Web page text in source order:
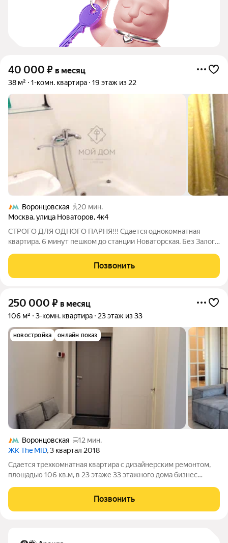
40 000 ₽ в месяц
38 м² 1-комн. квартира 19 этаж из 22
Воронцовская
20 мин.
Москва,улица Новаторов,4к4
СТРОГО ДЛЯ ОДНОГО ПАРНЯ!!! Сдается однокомнатная
квартира. 6 минут пешком до станции Новаторская. Без Залога.
длительный срок. Хорошее расположение, большая кухня. На
кухне холодильник,СВЧ,
Позвонить
250 000 ₽ в месяц
106 м² 3-комн. квартира 23 этаж из 33
новостройка онлайн показ
Воронцовская
12 мин.
ЖК The MID, 3 квартал 2018
Сдается трехкомнатная квартира с дизайнерским ремонтом,
площадью 106 кв.м, в 23 этаже 33 этажного дома бизнес
гостинной открывается прекрасный вид на деловую часть
города, по вечерам можно
Позвонить